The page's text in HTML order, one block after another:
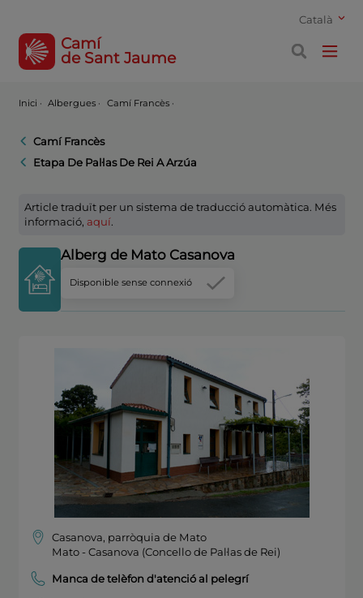
Català
Camí
de Sant Jaume
Inici · Albergues · Camí Francès ·
Camí Francès
Etapa De Pal·las De Rei A Arzúa
Article traduït per un sistema de traducció automàtica. Més
informació, aquí.
Alberg de Mato Casanova
Disponible sense connexió
Casanova, parròquia de Mato
Mato - Casanova (Concello de Pal·las de Rei)
Manca de telèfon d'atenció al pelegrí